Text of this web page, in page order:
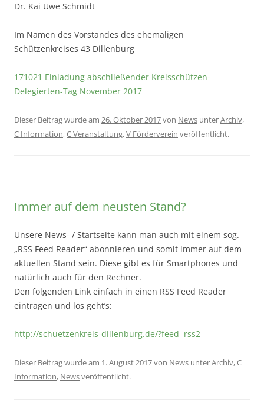
Dr. Kai Uwe Schmidt
Im Namen des Vorstandes des ehemaligen
Schützenkreises 43 Dillenburg
171021 Einladung abschließender Kreisschützen-
Delegierten-Tag November 2017
Dieser Beitrag wurde am 26. Oktober 2017von News unterArchiv,
C Information,C Veranstaltung,V Förderverein veröffentlicht.
Immer auf dem neusten Stand?
Unsere News- / Startseite kann man auch mit einem sog.
„RSS Feed Reader“ abonnieren und somit immer auf dem
aktuellen Stand sein. Diese gibt es für Smartphones und
natürlich auch für den Rechner.
Den folgenden Link einfach in einen RSS Feed Reader
eintragen und los geht’s:
http://schuetzenkreis-dillenburg.de/?feed=rss2
Dieser Beitrag wurde am 1. August 2017von News unterArchiv,C
Information, Newsveröffentlicht.